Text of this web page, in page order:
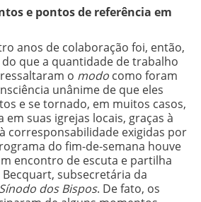
e pontos de referência em
anos de colaboração foi, então,
que a quantidade de trabalho
o modo como foram
unânime de que eles
e se tornado, em muitos casos,
suas igrejas locais, graças à
corresponsabilidade exigidas por
do fim-de-semana houve
encontro de escuta e partilha
subsecretária da
dos Bispos. De fato, os